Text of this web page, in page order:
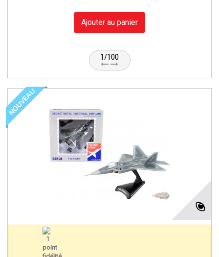
Ajouter au panier
1/100
NOUVEAU